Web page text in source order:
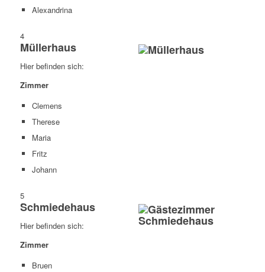
Alexandrina
4
Müllerhaus
Hier befinden sich:
Zimmer
Clemens
Therese
Maria
Fritz
Johann
5
Schmiedehaus
Hier befinden sich:
Zimmer
Bruen